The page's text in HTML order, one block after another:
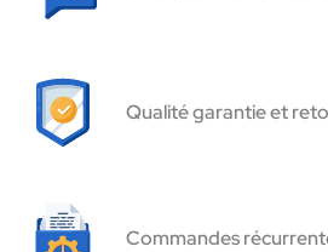
Qualité garantie et
Commandes